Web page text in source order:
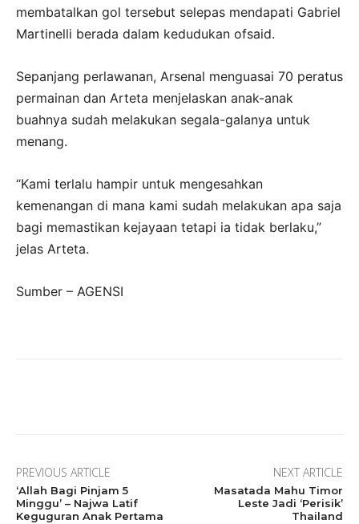
membatalkan gol tersebut selepas mendapati Gabriel
Martinelli berada dalam kedudukan ofsaid.
Sepanjang perlawanan, Arsenal menguasai 70 peratus
permainan dan Arteta menjelaskan anak-anak
buahnya sudah melakukan segala-galanya untuk
menang.
“Kami terlalu hampir untuk mengesahkan
kemenangan di mana kami sudah melakukan apa saja
bagi memastikan kejayaan tetapi ia tidak berlaku,”
jelas Arteta.
Sumber – AGENSI
PREVIOUS ARTICLE
‘Allah Bagi Pinjam 5
Minggu’ – Najwa Latif
Keguguran Anak Pertama
NEXT ARTICLE
Masatada Mahu Timor
Leste Jadi ‘Perisik’
Thailand